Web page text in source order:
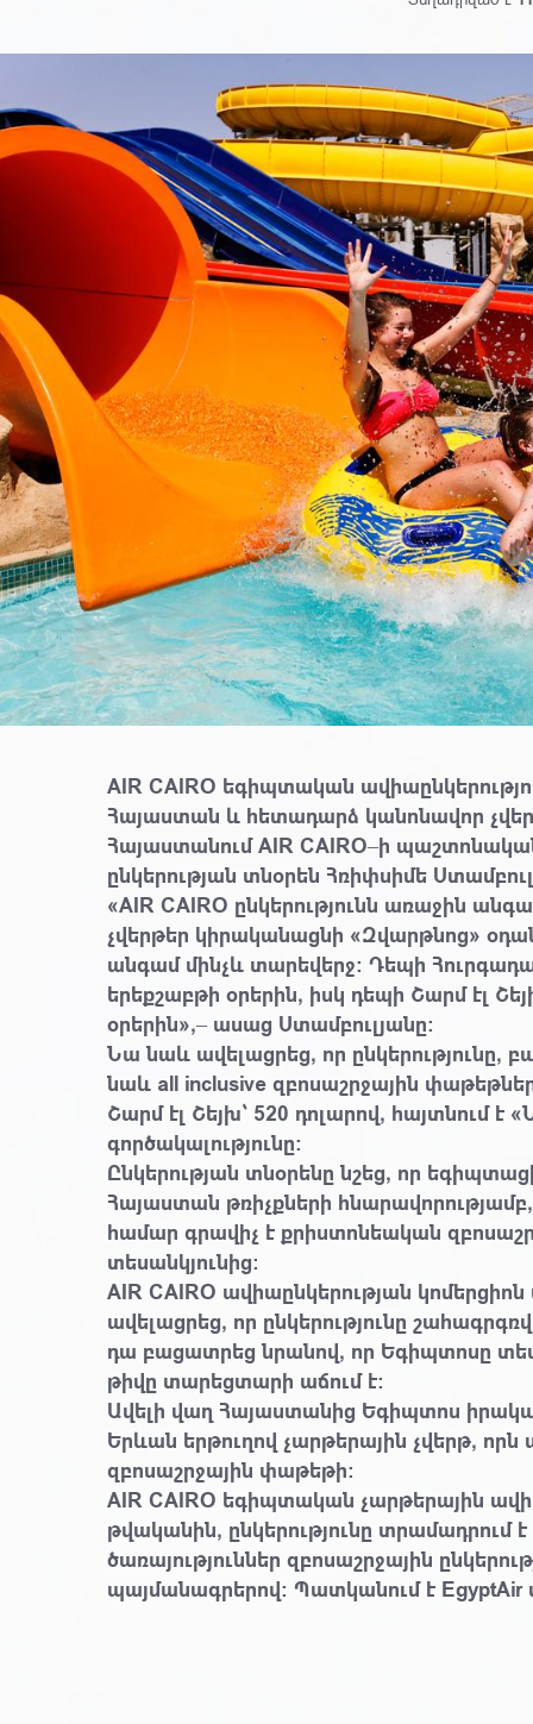
AIR CAIRO եգիպտական
Հայաստան և հետադարձ կանոնավոր
Հայաստանում AIR CAIRO–ի
ընկերության տնօրեն Հռիփսիմե
«AIR CAIRO ընկերությունն առաջին
չվերթեր կիրականացնի «Զվարթնոց»
անգամ մինչև տարեվերջ։ Դեպի
երեքշաբթի օրերին, իսկ դեպի Շարմ էլ
օրերին»,– ասաց Ստամբուլյանը։
Նա նաև ավելացրեց, որ ընկերությունը,
նաև all inclusive զբոսաշրջային
Շարմ էլ Շեյխ` 520 դոլարով, հայտնում է
գործակալությունը։
Ընկերության տնօրենը նշեց, որ
Հայաստան թռիչքների
համար գրավիչ է քրիստոնեական
տեսանկյունից։
AIR CAIRO ավիաընկերության
ավելացրեց, որ ընկերությունը
դա բացատրեց նրանով, որ Եգիպտոսը
թիվը տարեցտարի աճում է։
Ավելի վաղ Հայաստանից Եգիպտոս
Երևան երթուղով չարթերային չվերթ,
զբոսաշրջային փաթեթի։
AIR CAIRO եգիպտական չարթերային
թվականին, ընկերությունը տրամադրում
ծառայություններ զբոսաշրջային
պայմանագրերով։ Պատկանում է EgyptAir